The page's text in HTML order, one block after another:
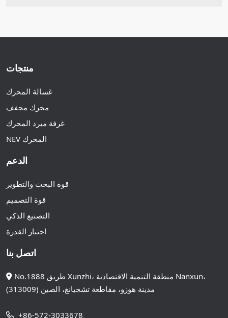
منتجات
غسالة المحرك
محرك مجفف
غرفة مبرد المحرك
NEV المحرك
الدعم
قوة البحث والتطوير
قوة التصميم
التصنيع الذكي
اختبار القدرة
اتصل بنا
No.1888 طريق Xunzhi، منطقة التنمية الاقتصادية Nanxun،
مدينة هوزو، مقاطعة تشجيانغ، الصين (313009)
+86-572-3033678